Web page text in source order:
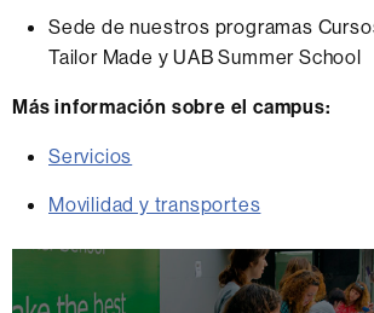
Sede de nuestros programas
Tailor Made y UAB Summer School
Más información sobre el campus:
Servicios
Movilidad y transportes
Información
complementaria